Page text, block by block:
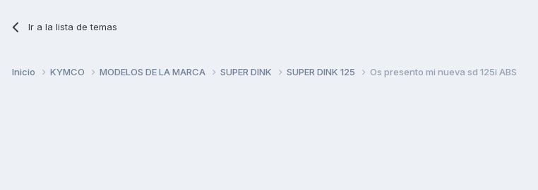
Ir a la lista de temas
Inicio KYMCO MODELOS DE LA MARCA SUPER DINK SUPER DINK 125 Os presento mi nueva sd 125i ABS